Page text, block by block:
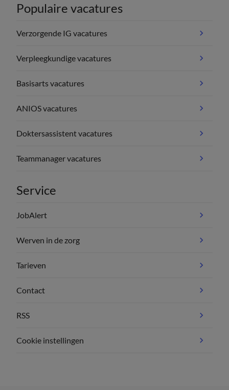
Populaire vacatures
Verzorgende IG vacatures
Verpleegkundige vacatures
Basisarts vacatures
ANIOS vacatures
Doktersassistent vacatures
Teammanager vacatures
Service
JobAlert
Werven in de zorg
Tarieven
Contact
RSS
Cookie instellingen